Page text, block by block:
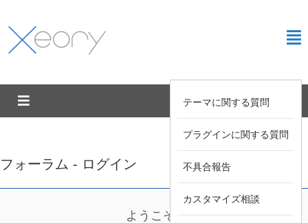
テーマに関する質問
プラグインに関する質問
不具合報告
カスタマイズ相談
フォーラム - ログイン
ようこそ !